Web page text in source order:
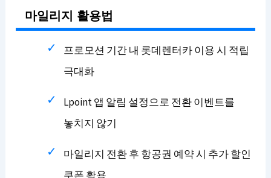
마일리지 활용법
프로모션 기간 내 롯데렌터카 이용 시 적립
극대화
Lpoint 앱 알림 설정으로 전환 이벤트를
놓치지 않기
마일리지 전환 후 항공권 예약 시 추가 할인
쿠폰 활용